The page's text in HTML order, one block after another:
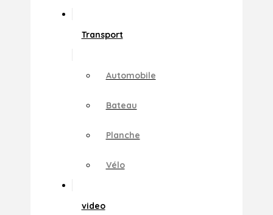
Transport
Automobile
Bateau
Planche
Vélo
video